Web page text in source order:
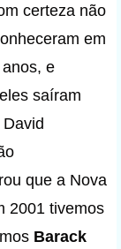
certeza não
em
e
saíram
que a Nova
2001 tivemos
Barack